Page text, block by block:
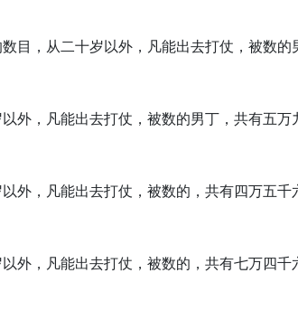
目，从二十岁以外，凡能出去打仗，被数
外，凡能出去打仗，被数的男丁，共有五万
外，凡能出去打仗，被数的，共有四万五千
外，凡能出去打仗，被数的，共有七万四千